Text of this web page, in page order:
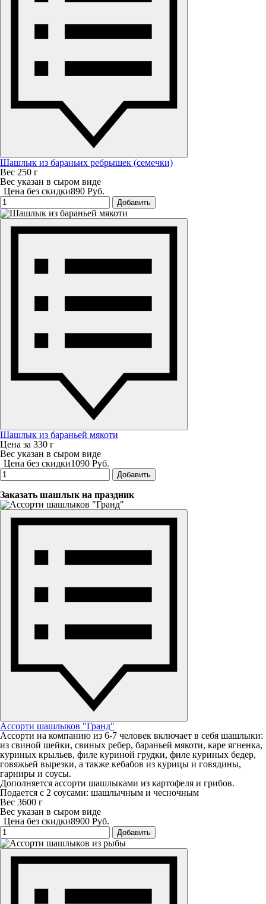
Шашлык из бараньих ребрышек (семечки)
Вес 250 г
Вес указан в сыром виде
Цена без скидки890 Руб.
Добавить
Шашлык из бараньей мякоти
Цена за 330 г
Вес указан в сыром виде
Цена без скидки1090 Руб.
Добавить
Заказать шашлык на праздник
Ассорти шашлыков "Гранд"
Ассорти на компанию из 6-7 человек включает в себя шашлыки:
из свиной шейки, свиных ребер, бараньей мякоти, каре ягненка,
куриных крыльев, филе куриной грудки, филе куриных бедер,
говяжьей вырезки, а также кебабов из курицы и говядины,
гарниры и соусы.
Дополняется ассорти шашлыками из картофеля и грибов.
Подается с 2 соусами: шашлычным и чесночным
Вес 3600 г
Вес указан в сыром виде
Цена без скидки8900 Руб.
Добавить